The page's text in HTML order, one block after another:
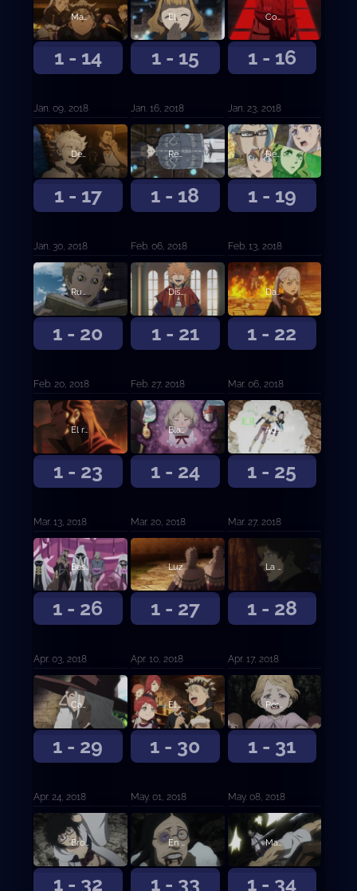
1 - 14
Mazmorra
Jan. 09, 2018
1 - 15
El guerrero mágico del Diamante
Jan. 16, 2018
1 - 16
Compañeros
Jan. 23, 2018
1 - 17
Destructor
Jan. 30, 2018
1 - 18
Recuerdos del pasado
Feb. 06, 2018
1 - 19
Destrucción y salvación
Feb. 13, 2018
1 - 20
Runión en la capital
Feb. 20, 2018
1 - 21
Disturbios en la capital
Feb. 27, 2018
1 - 22
Danza bulliciosa de magia
Mar. 06, 2018
1 - 23
El rey león carmesí
Mar. 13, 2018
1 - 24
Blackout
Mar. 20, 2018
1 - 25
Adversidad
Mar. 27, 2018
1 - 26
Bestia herida
Apr. 03, 2018
1 - 27
Luz
Apr. 10, 2018
1 - 28
La persona en mi corazón
Apr. 17, 2018
1 - 29
Camino
Apr. 24, 2018
1 - 30
El mago del espejo
May. 01, 2018
1 - 31
Persecución en la nieve
May. 08, 2018
1 - 32
Brotes de tres hojas
1 - 33
En el futuro ayudará a alguien
1 - 34
Magia de Luz contra Magia de Oscuridad